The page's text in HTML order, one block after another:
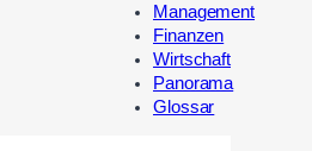
n
Management
Finanzen
Wirtschaft
Panorama
Glossar